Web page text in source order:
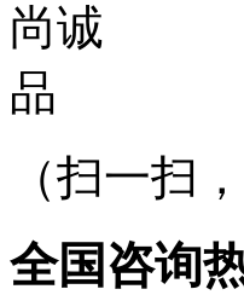
（扫一扫
全国咨询